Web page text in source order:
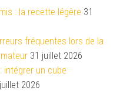
: la recette légère 31
fréquentes lors de la
31 juillet 2026
intégrer un cube
2026